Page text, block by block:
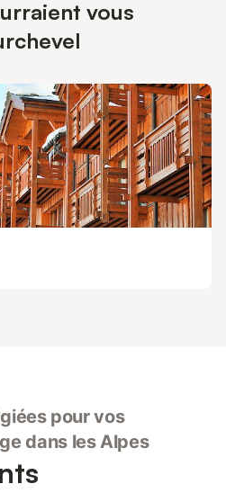
vous
pour vos
dans les Alpes